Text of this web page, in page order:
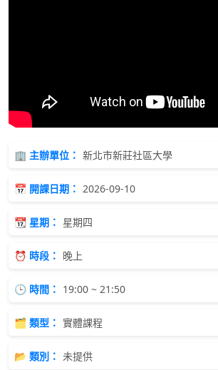
🏢 主辦單位： 新北市新莊社區大學
📅 開課日期： 2026-09-10
📆 星期： 星期四
⏰ 時段： 晚上
🕒 時間： 19:00 ~ 21:50
🗂 類型： 實體課程
📂 類別： 未提供